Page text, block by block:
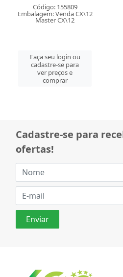
Código: 155809
Embalagem: Venda CX\12
Master CX\12
Faça seu login ou
cadastre-se para
ver preços e
comprar
Cadastre-se para
ofertas!